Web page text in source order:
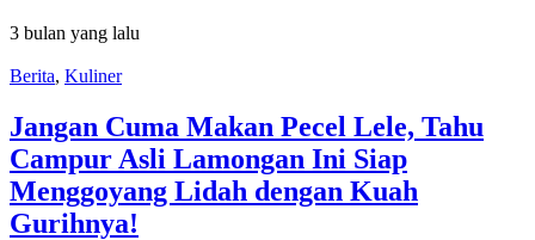
3 bulan yang lalu
Berita, Kuliner
Jangan Cuma Makan Pecel Lele, Tahu
Campur Asli Lamongan Ini Siap
Menggoyang Lidah dengan Kuah
Gurihnya!